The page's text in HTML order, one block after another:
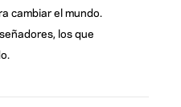
cambiar el mundo.
los que